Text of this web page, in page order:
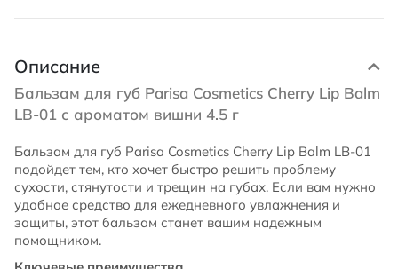
Описание
Бальзам для губ Parisa Cosmetics Cherry Lip Balm
LB-01 с ароматом вишни 4.5 г
Бальзам для губ Parisa Cosmetics Cherry Lip Balm LB-01
подойдет тем, кто хочет быстро решить проблему
сухости, стянутости и трещин на губах. Если вам нужно
удобное средство для ежедневного увлажнения и
защиты, этот бальзам станет вашим надежным
помощником.